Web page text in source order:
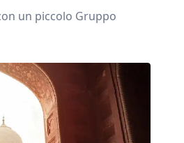
un piccolo Gruppo